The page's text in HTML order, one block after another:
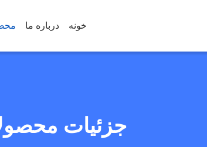
خونه درباره ما
جزئیات